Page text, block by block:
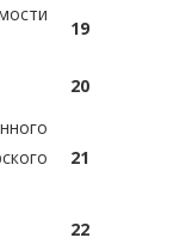
19
20
21
22